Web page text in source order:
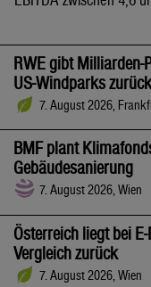
RWE gibt
US-Windparks zurück
7. August 2026,
BMF plant
Gebäudesanierung
7. August 2026, Wien
Österreich liegt bei
Vergleich zurück
7. August 2026, Wien